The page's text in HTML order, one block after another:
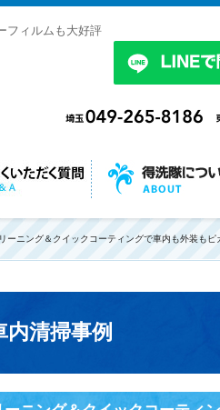
フィルムも大好評
ーニング＆クイックコーティングで車内も外装もピ
内清掃事例